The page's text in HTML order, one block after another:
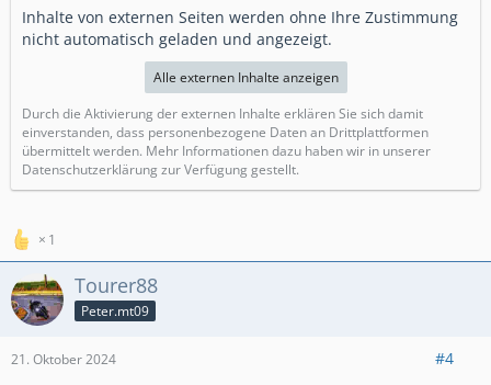
Inhalte von externen Seiten werden ohne Ihre Zustimmung
nicht automatisch geladen und angezeigt.
Alle externen Inhalte anzeigen
Durch die Aktivierung der externen Inhalte erklären Sie sich damit
einverstanden, dass personenbezogene Daten an Drittplattformen
übermittelt werden. Mehr Informationen dazu haben wir in unserer
Datenschutzerklärung zur Verfügung gestellt.
1
Tourer88
Peter.mt09
21. Oktober 2024 #4